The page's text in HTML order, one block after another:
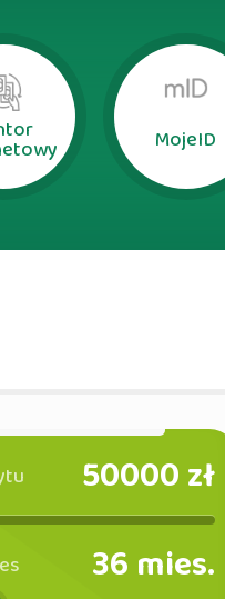
MojeID
50000zł
36mies.